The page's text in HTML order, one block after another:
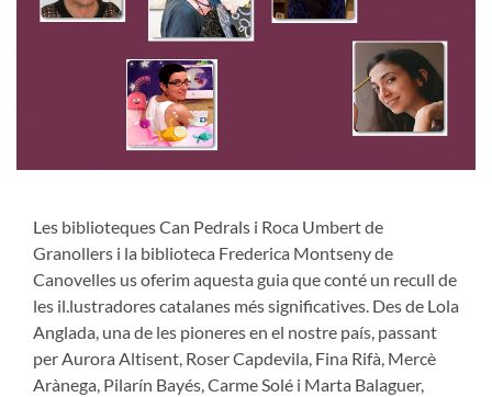
Les biblioteques Can Pedrals i Roca Umbert de
Granollers i la biblioteca Frederica Montseny de
Canovelles us oferim aquesta guia que conté un recull de
les il.lustradores catalanes més significatives. Des de Lola
Anglada, una de les pioneres en el nostre país, passant
per Aurora Altisent, Roser Capdevila, Fina Rifà, Mercè
Arànega, Pilarín Bayés, Carme Solé i Marta Balaguer,